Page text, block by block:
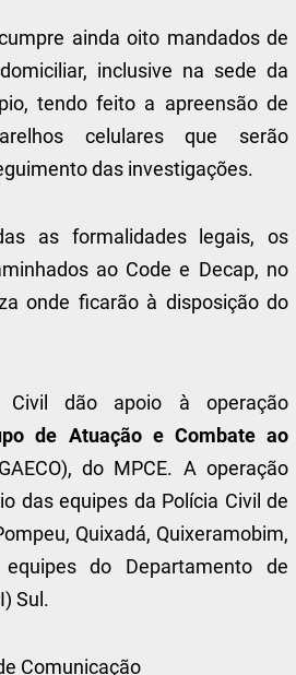
ainda oito mandados de
inclusive na sede da
tendo feito a apreensão de
celulares que serão
das investigações.
as formalidades legais, os
ao Code e Decap, no
onde ficarão à disposição do
Civil dão apoio à operação
de Atuação e Combate ao
do MPCE. A operação
das equipes da Polícia Civil de
Quixadá, Quixeramobim,
do Departamento de
Sul.
Comunicação